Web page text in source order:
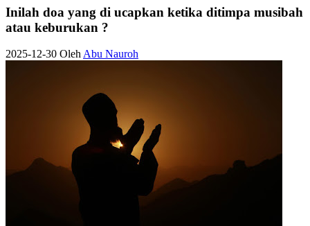
Inilah doa yang di ucapkan ketika ditimpa musibah
atau keburukan ?
2025-12-30 OlehAbu Nauroh